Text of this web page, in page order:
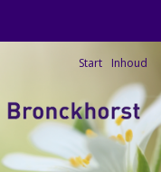
Start Inhoud